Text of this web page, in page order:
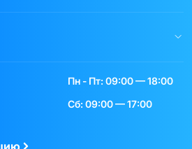
Пн - Пт: 09:00 — 18:00
Сб: 09:00 — 17:00